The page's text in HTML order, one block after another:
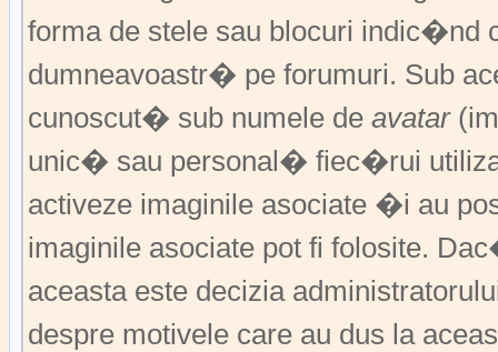
forma de stele sau blocuri
dumneavoastr� pe forumuri. Sub
cunoscut� sub numele de avatar
unic� sau personal� fiec�rui
activeze imaginile asociate �i au
imaginile asociate pot fi folosite.
aceasta este decizia
despre motivele care au dus la